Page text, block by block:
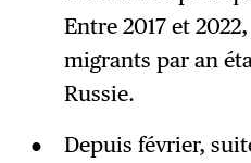
Entre 2017 et
migrants par an
Russie.
Depuis février,